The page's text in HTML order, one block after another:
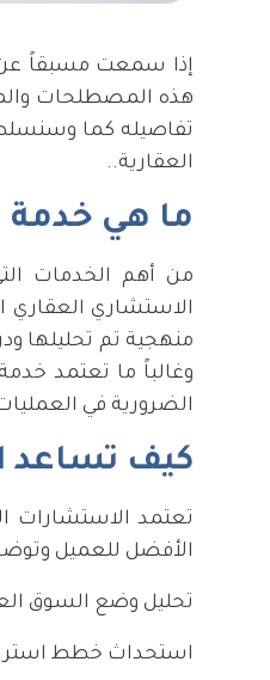
إذا سمعت مسبقاً عن
هذه المصطلحات
تفاصيله كما
العقارية..
ما هي خدمة
من أهم الخدمات
الاستشاري العقاري
منهجية تم تحليلها
وغالباً ما تعتمد
الضرورية في
كيف تساعد
تعتمد الاستشارات
الأفضل للعميل
تحليل وضع السوق
استحداث خطط